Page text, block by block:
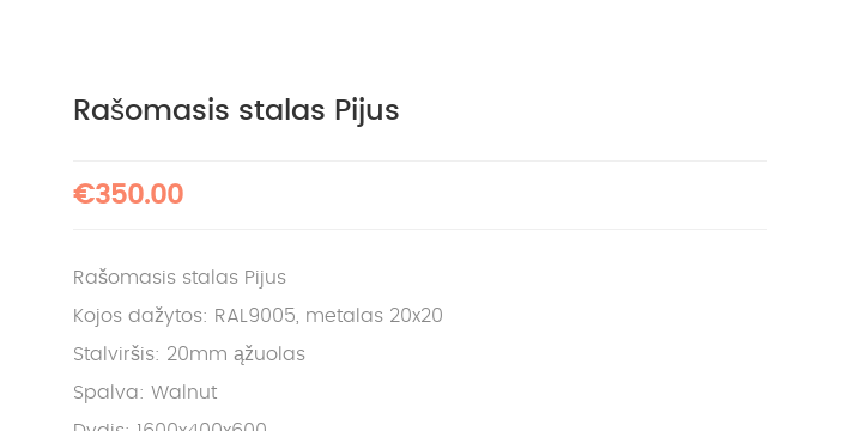
Rašomasis stalas Pijus
€350.00
Rašomasis stalas Pijus
Kojos dažytos: RAL9005, metalas 20x20
Stalviršis: 20mm ąžuolas
Spalva: Walnut